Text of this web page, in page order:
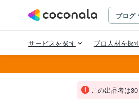
この出品者は